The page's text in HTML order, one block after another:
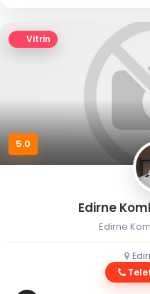
Vitrin
5.0
Edirne
Edirne